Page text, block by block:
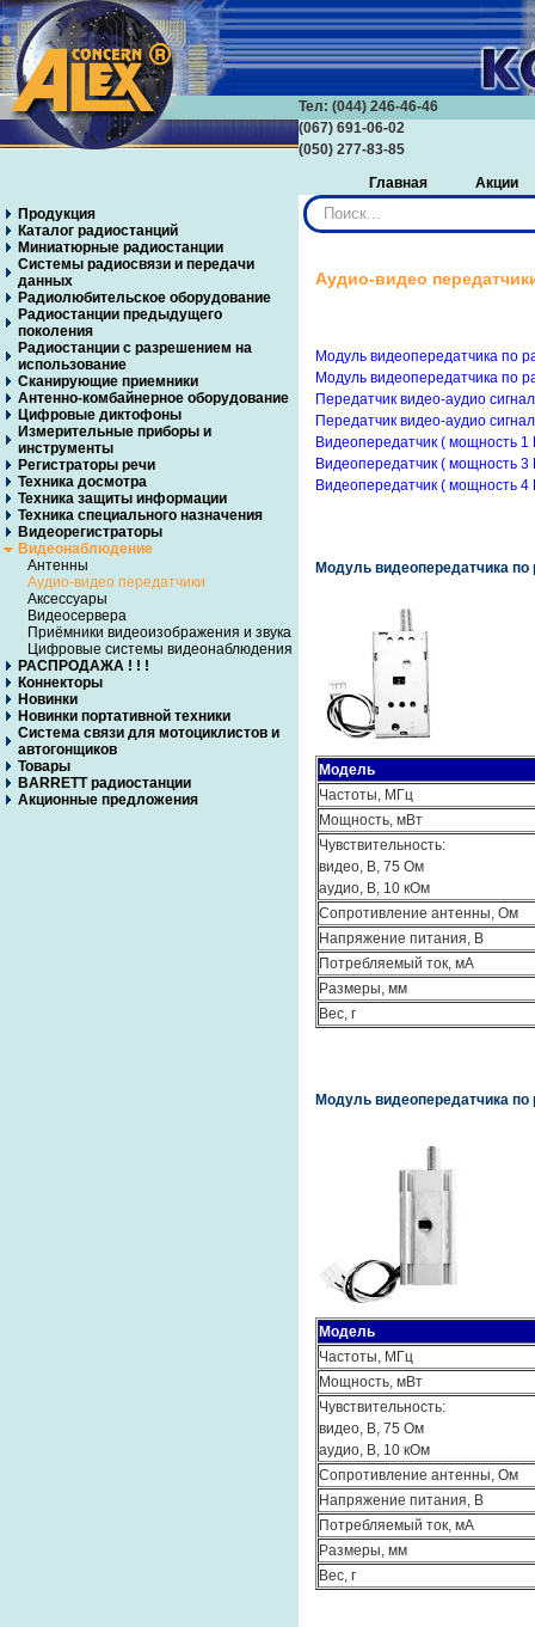
Тел: (044) 246-46-46
(067) 691-06-02
(050) 277-83-85
Главная
Акции
Продукция
Каталог радиостанций
Миниатюрные радиостанции
Системы радиосвязи и передачи
данных
Радиолюбительское оборудование
Радиостанции предыдущего
поколения
Радиостанции с разрешением на
использование
Сканирующие приемники
Антенно-комбайнерное оборудование
Цифровые диктофоны
Измерительные приборы и
инструменты
Регистраторы речи
Техника досмотра
Техника защиты информации
Техника специального назначения
Видеорегистраторы
Видеонаблюдение
Антенны
Аудио-видео передатчики
Аксессуары
Видеосервера
Приёмники видеоизображения и звука
Цифровые системы видеонаблюдения
РАСПРОДАЖА ! ! !
Коннекторы
Новинки
Новинки портативной техники
Система связи для мотоциклистов и
автогонщиков
Товары
BARRETT радиостанции
Акционные предложения
Искать...
Аудио-видео
Модуль видеопередатчика по
Модуль видеопередатчика по
Передатчик видео-аудио
Передатчик видео-аудио
Видеопередатчик ( мощность
Видеопередатчик ( мощность
Видеопередатчик ( мощность
Модуль видеопередатчика
Модель
Частоты, МГц
Мощность, мВт
Чувствительность:
видео, В, 75 Ом
аудио, В, 10 кОм
Сопротивление антенны, Ом
Напряжение питания, В
Потребляемый ток, мА
Размеры, мм
Вес, г
Модуль видеопередатчика
Модель
Частоты, МГц
Мощность, мВт
Чувствительность:
видео, В, 75 Ом
аудио, В, 10 кОм
Сопротивление антенны, Ом
Напряжение питания, В
Потребляемый ток, мА
Размеры, мм
Вес, г